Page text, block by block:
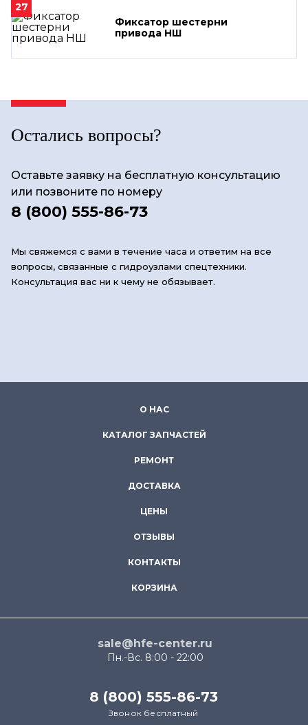
27
Фиксатор шестерни
привода НШ
Остались вопросы?
Оставьте заявку на бесплатную консультацию
или позвоните по номеру
8 (800) 555-86-73
Мы свяжемся с вами в течение часа и ответим на все
вопросы, связанные с гидроузлами спецтехники.
Консультация вас ни к чему не обязывает.
О НАС
КАТАЛОГ ЗАПЧАСТЕЙ
РЕМОНТ
ДОСТАВКА
ЦЕНЫ
ОТЗЫВЫ
КОНТАКТЫ
КОРЗИНА
sale@hfe-center.ru
Пн.-Вс. 8:00 - 22:00
8 (800) 555-86-73
Звонок бесплатный